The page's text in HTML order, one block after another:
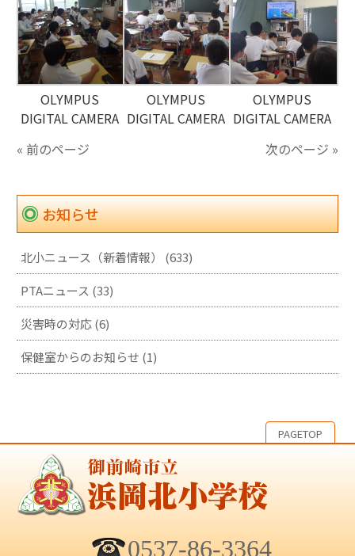
OLYMPUS
DIGITAL CAMERA
OLYMPUS
DIGITAL CAMERA
OLYMPUS
DIGITAL CAMERA
« 前のページ
次のページ »
お知らせ
北小ニュース（新着情報） (633)
PTAニュース (33)
災害時の対応 (6)
保健室からのお知らせ (1)
PAGETOP
0537-86-3364